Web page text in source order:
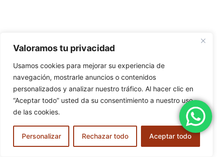
Valoramos tu privacidad
Usamos cookies para mejorar su experiencia de
navegación, mostrarle anuncios o contenidos
personalizados y analizar nuestro tráfico. Al hacer clic en
“Aceptar todo” usted da su consentimiento a nuestro uso
de las cookies.
Personalizar Rechazar todo Aceptar todo